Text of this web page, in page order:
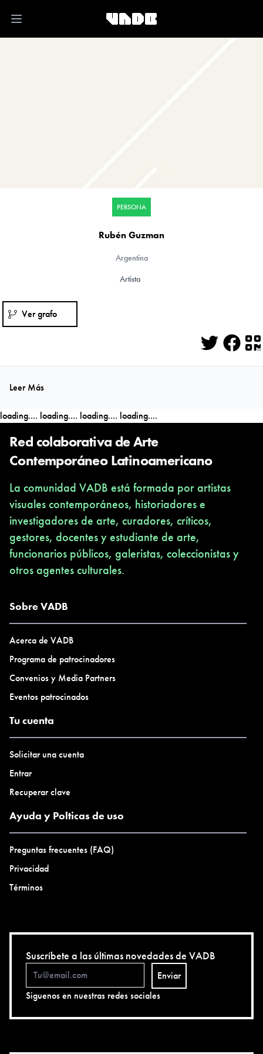
Open main menu
PERSONA
Rubén Guzman
Argentina
Artista
Ver grafo
Twitter
Leer Más
loading.... loading.... loading.... loading....
Red colaborativa de Arte
Contemporáneo Latinoamericano
La comunidad VADB está formada por artistas
visuales contemporáneos, historiadores e
investigadores de arte, curadores, críticos,
gestores, docentes y estudiante de arte,
funcionarios públicos, galeristas, coleccionistas y
otros agentes culturales.
Sobre VADB
Acerca de VADB
Programa de patrocinadores
Convenios y Media Partners
Eventos patrocinados
Tu cuenta
Solicitar una cuenta
Entrar
Recuperar clave
Ayuda y Polticas de uso
Preguntas frecuentes (FAQ)
Privacidad
Términos
Suscríbete a las últimas novedades de VADB
Enviar
Siguenos en nuestras redes sociales